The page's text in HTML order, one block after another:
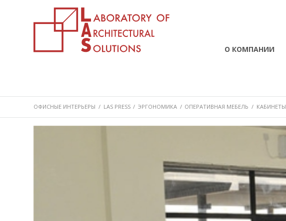
О КОМПАНИИ
ОФИСНЫЕ ИНТЕРЬЕРЫ / LAS PRESS / ЭРГОНОМИКА / ОПЕРАТИВНАЯ МЕБЕЛЬ / КАБИНЕТЫ